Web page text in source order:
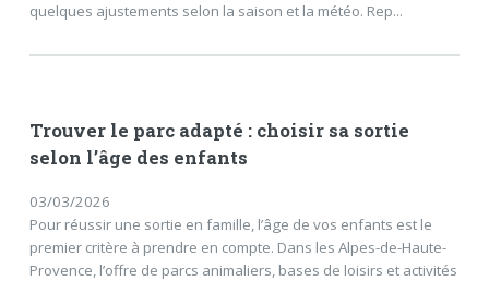
quelques ajustements selon la saison et la météo. Rep...
Trouver le parc adapté : choisir sa sortie
selon l’âge des enfants
03/03/2026
Pour réussir une sortie en famille, l’âge de vos enfants est le
premier critère à prendre en compte. Dans les Alpes-de-Haute-
Provence, l’offre de parcs animaliers, bases de loisirs et activités